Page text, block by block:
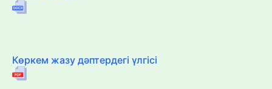
Көркем жазу дәптердегі үлгісі